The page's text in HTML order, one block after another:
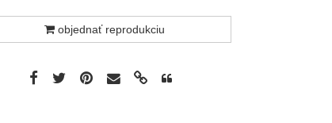
objednať reprodukciu